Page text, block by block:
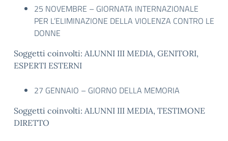
25 NOVEMBRE – GIORNATA INTERNAZIONALE
PER L’ELIMINAZIONE DELLA VIOLENZA CONTRO LE
DONNE
Soggetti coinvolti: ALUNNI III MEDIA, GENITORI,
ESPERTI ESTERNI
27 GENNAIO – GIORNO DELLA MEMORIA
Soggetti coinvolti: ALUNNI III MEDIA, TESTIMONE
DIRETTO